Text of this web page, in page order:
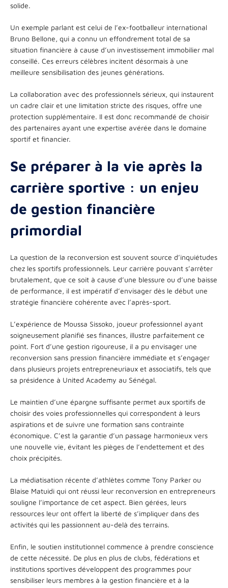
solide.
Un exemple parlant est celui de l’ex-footballeur international
Bruno Bellone, qui a connu un effondrement total de sa
situation financière à cause d’un investissement immobilier mal
conseillé. Ces erreurs célèbres incitent désormais à une
meilleure sensibilisation des jeunes générations.
La collaboration avec des professionnels sérieux, qui instaurent
un cadre clair et une limitation stricte des risques, offre une
protection supplémentaire. Il est donc recommandé de choisir
des partenaires ayant une expertise avérée dans le domaine
sportif et financier.
Se préparer à la vie après la
carrière sportive : un enjeu
de gestion financière
primordial
La question de la reconversion est souvent source d’inquiétudes
chez les sportifs professionnels. Leur carrière pouvant s’arrêter
brutalement, que ce soit à cause d’une blessure ou d’une baisse
de performance, il est impératif d’envisager dès le début une
stratégie financière cohérente avec l’après-sport.
L’expérience de Moussa Sissoko, joueur professionnel ayant
soigneusement planifié ses finances, illustre parfaitement ce
point. Fort d’une gestion rigoureuse, il a pu envisager une
reconversion sans pression financière immédiate et s’engager
dans plusieurs projets entrepreneuriaux et associatifs, tels que
sa présidence à United Academy au Sénégal.
Le maintien d’une épargne suffisante permet aux sportifs de
choisir des voies professionnelles qui correspondent à leurs
aspirations et de suivre une formation sans contrainte
économique. C’est la garantie d’un passage harmonieux vers
une nouvelle vie, évitant les pièges de l’endettement et des
choix précipités.
La médiatisation récente d’athlètes comme Tony Parker ou
Blaise Matuidi qui ont réussi leur reconversion en entrepreneurs
souligne l’importance de cet aspect. Bien gérées, leurs
ressources leur ont offert la liberté de s’impliquer dans des
activités qui les passionnent au-delà des terrains.
Enfin, le soutien institutionnel commence à prendre conscience
de cette nécessité. De plus en plus de clubs, fédérations et
institutions sportives développent des programmes pour
sensibiliser leurs membres à la gestion financière et à la